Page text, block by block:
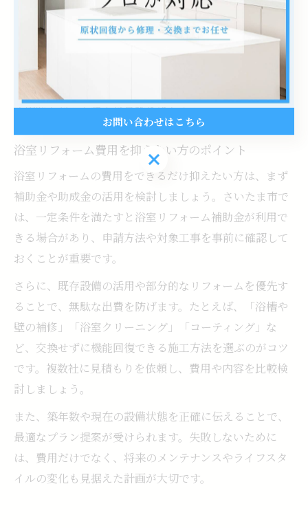
ユーザーの声として、「格安プランで新築のような美し
さを取り戻せた」「低予算でも十分満足できた」といっ
た好評も多い一方、施工内容の確認不足によるトラブル
も報告されています。希望と予算に合わせて、納得でき
る内容かどうか慎重に見極めましょう。
浴室リフォーム費用を抑えたい方のポイント
浴室リフォームの費用をできるだけ抑えたい方は、まず
補助金や助成金の活用を検討しましょう。さいたま市で
は、一定条件を満たすと浴室リフォーム補助金が利用で
きる場合があり、申請方法や対象工事を事前に確認して
おくことが重要です。
さらに、既存設備の活用や部分的なリフォームを優先す
ることで、無駄な出費を防げます。たとえば、「浴槽や
壁の補修」「浴室クリーニング」「コーティング」な
ど、交換せずに機能回復できる施工方法を選ぶのがコツ
です。複数社に見積もりを依頼し、費用や内容を比較検
討しましょう。
また、築年数や現在の設備状態を正確に伝えることで、
最適なプラン提案が受けられます。失敗しないために
は、費用だけでなく、将来のメンテナンスやライフスタ
イルの変化も見据えた計画が大切です。
お問い合わせはこちら
お問い合わせはこちら